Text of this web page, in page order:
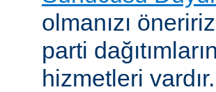
olmanızı
parti
hizmetleri vardır.